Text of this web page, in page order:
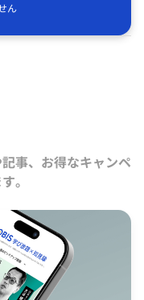
ん
事、お得なキャンペ
。